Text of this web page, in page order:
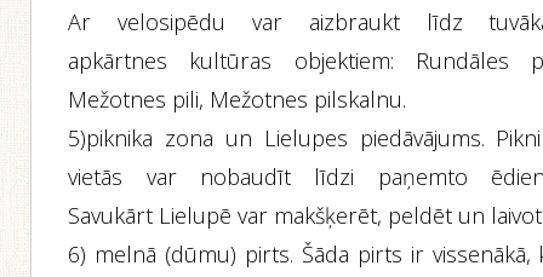
Ar velosipēdu var aizbraukt līdz
apkārtnes kultūras objektiem: Rundāles
Mežotnes pili, Mežotnes pilskalnu.
5)piknika zona un Lielupes piedāvājums.
vietās var nobaudīt līdzi paņemto
Savukārt Lielupē var makšķerēt, peldēt un
6) melnā (dūmu) pirts. Šāda pirts ir vissenākā,